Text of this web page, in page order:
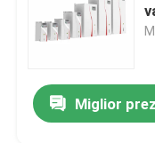
Miglior